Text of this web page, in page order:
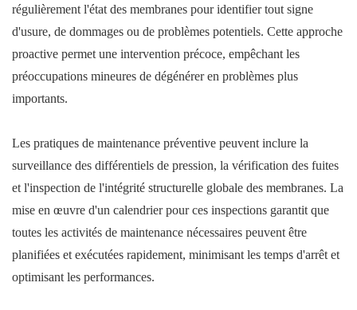
régulièrement l'état des membranes pour identifier tout signe
d'usure, de dommages ou de problèmes potentiels. Cette approche
proactive permet une intervention précoce, empêchant les
préoccupations mineures de dégénérer en problèmes plus
importants.
Les pratiques de maintenance préventive peuvent inclure la
surveillance des différentiels de pression, la vérification des fuites
et l'inspection de l'intégrité structurelle globale des membranes. La
mise en œuvre d'un calendrier pour ces inspections garantit que
toutes les activités de maintenance nécessaires peuvent être
planifiées et exécutées rapidement, minimisant les temps d'arrêt et
optimisant les performances.